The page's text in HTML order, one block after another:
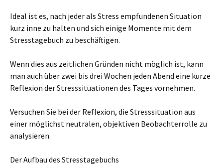
Ideal ist es, nach jeder als Stress empfundenen Situation
kurz inne zu halten und sich einige Momente mit dem
Stresstagebuch zu beschäftigen.
Wenn dies aus zeitlichen Gründen nicht möglich ist, kann
man auch über zwei bis drei Wochen jeden Abend eine kurze
Reflexion der Stresssituationen des Tages vornehmen.
Versuchen Sie bei der Reflexion, die Stresssituation aus
einer möglichst neutralen, objektiven Beobachterrolle zu
analysieren.
Der Aufbau des Stresstagebuchs